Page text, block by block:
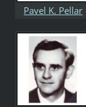
Pavel K. Pellar